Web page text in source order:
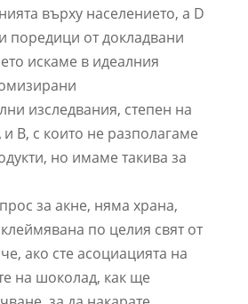
върху населението, а D
поредици от докладвани
искаме в идеалния
изследвания, степен на
и B, с които не разполагаме
но имаме такива за
за акне, няма храна,
по целия свят от
ако сте асоциацията на
на шоколад, как ще